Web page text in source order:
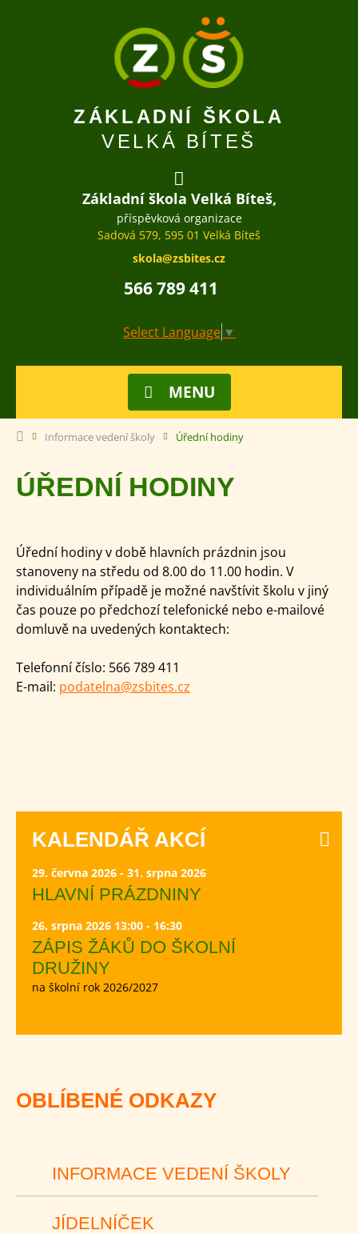
ZÁKLADNÍ ŠKOLA
VELKÁ BÍTEŠ
Základní škola Velká Bíteš,
příspěvková organizace
Sadová 579, 595 01 Velká Bíteš
skola@zsbites.cz
566 789 411
Select Language ▼
MENU
Informace vedení školy Úřední hodiny
ÚŘEDNÍ HODINY
Úřední hodiny v době hlavních prázdnin jsou
stanoveny na středu od 8.00 do 11.00 hodin. V
individuálním případě je možné navštívit školu v jiný
čas pouze po předchozí telefonické nebo e-mailové
domluvě na uvedených kontaktech:
Telefonní číslo: 566 789 411
E-mail: podatelna@zsbites.cz
KALENDÁŘ AKCÍ
29. června 2026 - 31. srpna 2026
HLAVNÍ PRÁZDNINY
26. srpna 2026 13:00 - 16:30
ZÁPIS ŽÁKŮ DO ŠKOLNÍ
DRUŽINY
na školní rok 2026/2027
OBLÍBENÉ ODKAZY
INFORMACE VEDENÍ ŠKOLY
JÍDELNÍČEK